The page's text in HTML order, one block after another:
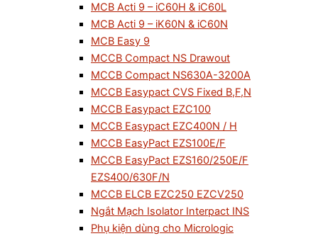
MCB Acti 9 – iC60H & iC60L
MCB Acti 9 – iK60N & iC60N
MCB Easy 9
MCCB Compact NS Drawout
MCCB Compact NS630A-3200A
MCCB Easypact CVS Fixed B,F,N
MCCB Easypact EZC100
MCCB Easypact EZC400N / H
MCCB EasyPact EZS100E/F
MCCB EasyPact EZS160/250E/F
EZS400/630F/N
MCCB ELCB EZC250 EZCV250
Ngắt Mạch Isolator Interpact INS
Phụ kiện dùng cho Micrologic